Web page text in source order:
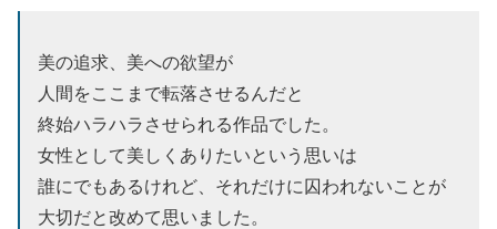
美の追求、美への欲望が
人間をここまで転落させるんだと
終始ハラハラさせられる作品でした。
女性として美しくありたいという思いは
誰にでもあるけれど、それだけに囚われないことが
大切だと改めて思いました。